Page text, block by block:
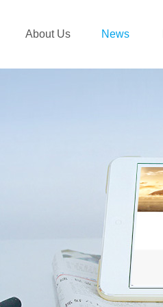
About Us News